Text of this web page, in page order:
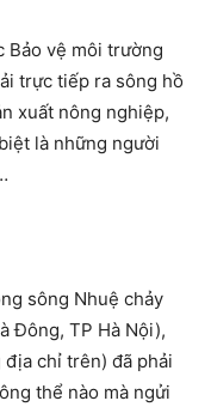
Bảo vệ môi trường
trực tiếp ra sông hồ
xuất nông nghiệp,
là những người
sông Nhuệ chảy
Đông, TP Hà Nội),
chỉ trên) đã phải
thể nào mà ngửi